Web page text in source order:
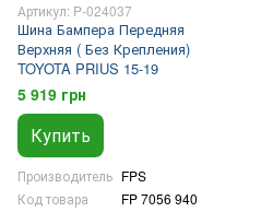
Артикул: P-024037
Шина Бампера Передняя
Верхняя ( Без Крепления)
TOYOTA PRIUS 15-19
5 919 грн
Купить
Производитель FPS
Код товара
FP 7056 940